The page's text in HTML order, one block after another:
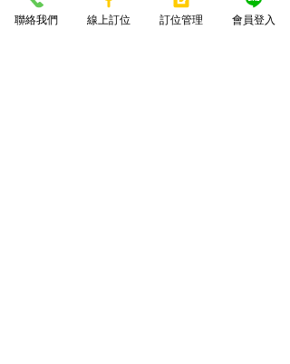
📍 地址：台中市南屯區環中路四段2號
聯絡我們 線上訂位 訂位管理 會員登入